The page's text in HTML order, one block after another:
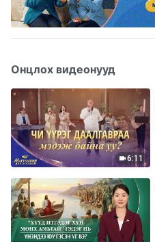
Онцлох видеонууд
6:11